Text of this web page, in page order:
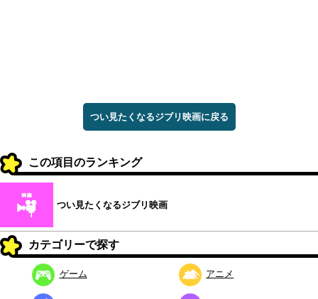
つい見たくなるジブリ映画に戻る
この項目のランキング
つい見たくなるジブリ映画
カテゴリーで探す
ゲーム アニメ